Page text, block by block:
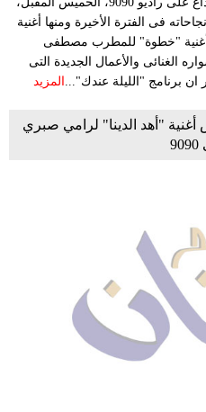
فى الفترة الأخيرة ومنها أغنية
"خطوة" للمطرب مصطفى
الغنائى والأعمال الجديدة التى
ان برنامج "الليلة عندك"... المزيد
"أهد الدينا" لرامي صبري